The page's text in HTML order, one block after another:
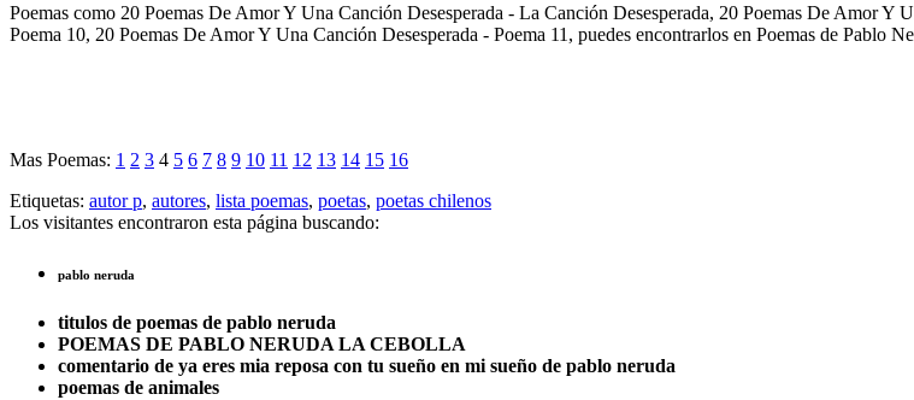
Poemas como 20 Poemas De Amor Y Una Canción Desesperada - La Canción Desesperada, 20 Poemas De Amor
Poema 10, 20 Poemas De Amor Y Una Canción Desesperada - Poema 11, puedes encontrarlos en Poemas de Pablo
Mas Poemas: 1 2 3 4 5 6 7 8 9 10 11 12 13 14 15 16
Etiquetas: autor p, autores, lista poemas, poetas, poetas chilenos
Los visitantes encontraron esta página buscando:
pablo neruda
titulos de poemas de pablo neruda
POEMAS DE PABLO NERUDA LA CEBOLLA
comentario de ya eres mia reposa con tu sueño en mi sueño de pablo neruda
poemas de animales